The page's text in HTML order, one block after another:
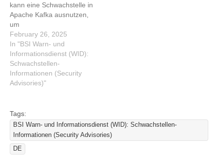
kann eine Schwachstelle in
Apache Kafka ausnutzen,
um
Sicherheitsvorkehrungen
zu umgehen. Dieser Artikel
wurde indexiert von BSI
Warn- und
Informationsdienst (WID):
Schwachstellen-
originalen Artikel:
[UPDATE] [mittel] Apache
Kafka: Schwachstelle
ermöglicht Umgehen von
Sicherheitsvorkehrungen
February 26, 2025
In "BSI Warn- und
Informationsdienst (WID):
Schwachstellen-
Informationen (Security
Advisories)"
Tags:
BSI Warn- und Informationsdienst (WID): Schwachstellen-
Informationen (Security Advisories)
DE